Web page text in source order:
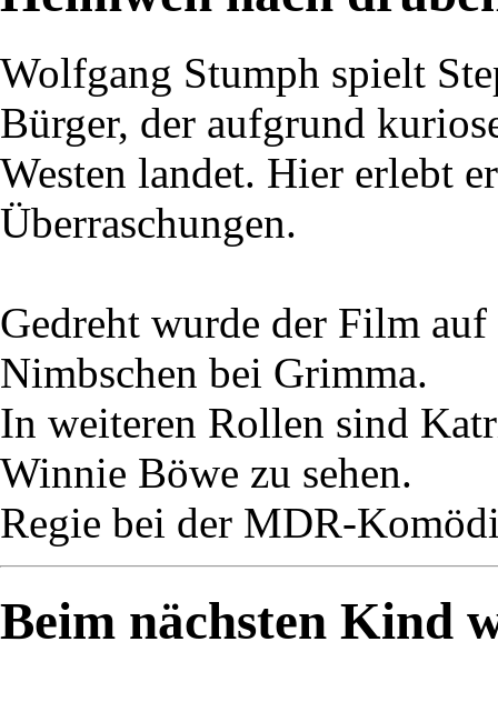
Wolfgang Stumph spielt
Bürger, der aufgrund
Westen landet. Hier erlebt
Überraschungen.
Gedreht wurde der Film
Nimbschen bei Grimma.
In weiteren Rollen sind
Winnie Böwe zu sehen.
Regie bei der MDR-
Beim nächsten Kind